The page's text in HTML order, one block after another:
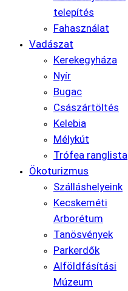
telepítés
Fahasználat
Vadászat
Kerekegyháza
Nyír
Bugac
Császártöltés
Kelebia
Mélykút
Trófea ranglista
Ökoturizmus
Szálláshelyeink
Kecskeméti
Arborétum
Tanösvények
Parkerdők
Alföldfásítási
Múzeum